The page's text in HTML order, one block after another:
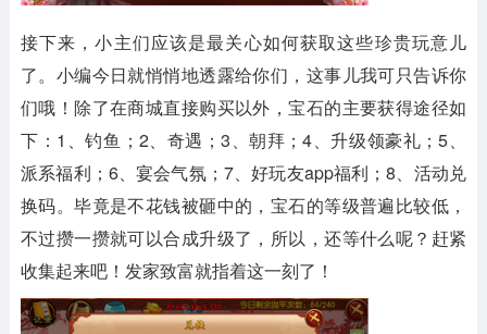
接下来，小主们应该是最关心如何获取这些珍贵玩意儿
了。小编今日就悄悄地透露给你们，这事儿我可只告诉你
们哦！除了在商城直接购买以外，宝石的主要获得途径如
下：1、钓鱼；2、奇遇；3、朝拜；4、升级领豪礼；5、
派系福利；6、宴会气氛；7、好玩友app福利；8、活动兑
换码。毕竟是不花钱被砸中的，宝石的等级普遍比较低，
不过攒一攒就可以合成升级了，所以，还等什么呢？赶紧
收集起来吧！发家致富就指着这一刻了！